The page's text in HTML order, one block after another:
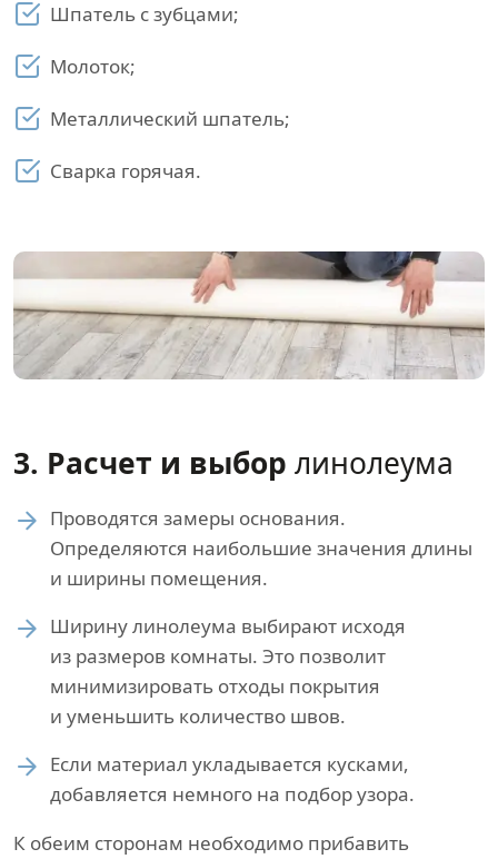
Шпатель с зубцами;
Молоток;
Металлический шпатель;
Сварка горячая.
3. Расчет и выбор линолеума
Проводятся замеры основания.
Определяются наибольшие значения длины
и ширины помещения.
Ширину линолеума выбирают исходя
из размеров комнаты. Это позволит
минимизировать отходы покрытия
и уменьшить количество швов.
Если материал укладывается кусками,
добавляется немного на подбор узора.
К обеим сторонам необходимо прибавить